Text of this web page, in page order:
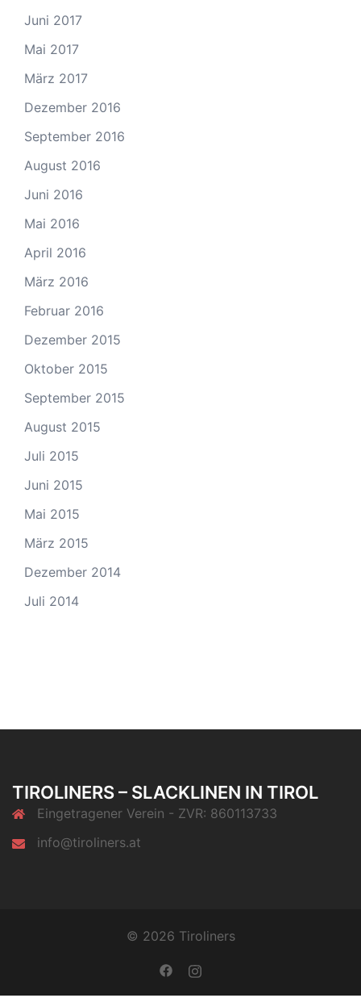
Juni 2017
Mai 2017
März 2017
Dezember 2016
September 2016
August 2016
Juni 2016
Mai 2016
April 2016
März 2016
Februar 2016
Dezember 2015
Oktober 2015
September 2015
August 2015
Juli 2015
Juni 2015
Mai 2015
März 2015
Dezember 2014
Juli 2014
TIROLINERS – SLACKLINEN IN TIROL
Eingetragener Verein - ZVR: 860113733
info@tiroliners.at
© 2026 Tiroliners